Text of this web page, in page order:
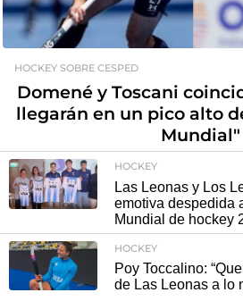
HOCKEY SOBRE CESPED
Domené y Toscani
llegarán en un pico alto
Mundial"
HOCKEY
Las Leonas y Los
emotiva despedida
Mundial de hockey
HOCKEY
Poy Toccalino:
de Las Leonas a lo